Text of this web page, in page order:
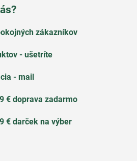
zákazníkov
- ušetríte
- mail
€ doprava zadarmo
€ darček na výber